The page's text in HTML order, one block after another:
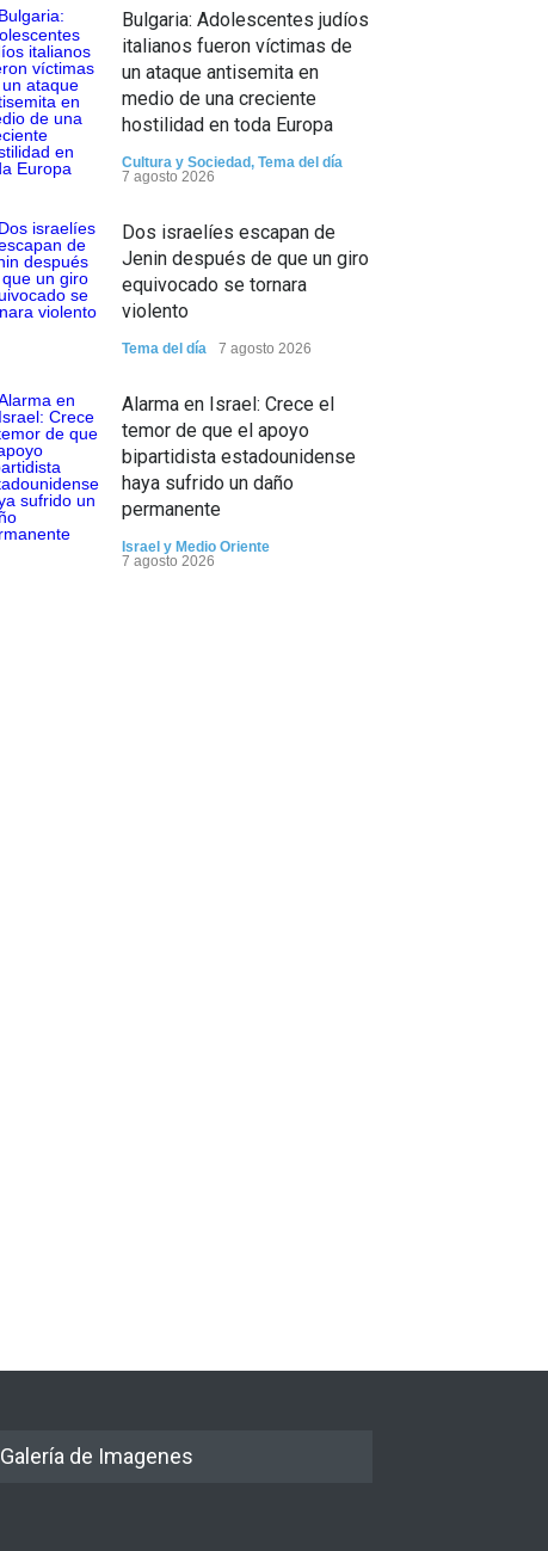
Bulgaria: Adolescentes judíos
italianos fueron víctimas de
un ataque antisemita en
medio de una creciente
hostilidad en toda Europa
Cultura y Sociedad, Tema del día
7 agosto 2026
Dos israelíes escapan de
Jenin después de que un giro
equivocado se tornara
violento
Tema del día 7 agosto 2026
Alarma en Israel: Crece el
temor de que el apoyo
bipartidista estadounidense
haya sufrido un daño
permanente
Israel y Medio Oriente
7 agosto 2026
Galería de Imagenes